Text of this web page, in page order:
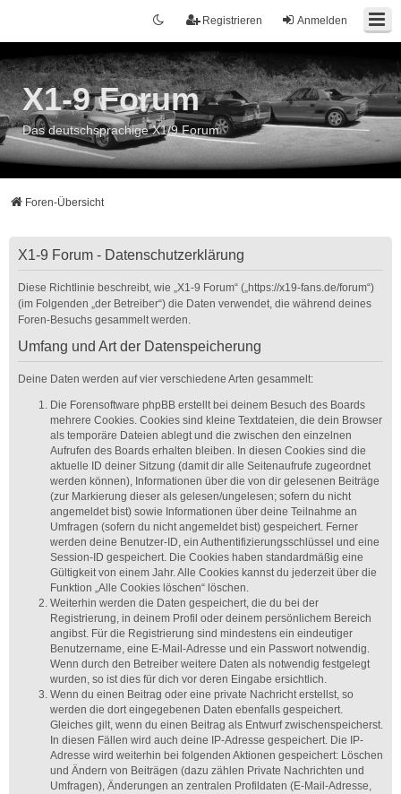
Anmelden
Registrieren
X1-9 Forum
Das deutschsprachige X1/9 Forum
Foren-Übersicht
X1-9 Forum - Datenschutzerklärung
Diese Richtlinie beschreibt, wie „X1-9 Forum“ („https://x19-fans.de/forum“)
(im Folgenden „der Betreiber“) die Daten verwendet, die während deines
Foren-Besuchs gesammelt werden.
Umfang und Art der Datenspeicherung
Deine Daten werden auf vier verschiedene Arten gesammelt:
Die Forensoftware phpBB erstellt bei deinem Besuch des Boards
mehrere Cookies. Cookies sind kleine Textdateien, die dein Browser
als temporäre Dateien ablegt und die zwischen den einzelnen
Aufrufen des Boards erhalten bleiben. In diesen Cookies sind die
aktuelle ID deiner Sitzung (damit dir alle Seitenaufrufe zugeordnet
werden können), Informationen über die von dir gelesenen Beiträge
(zur Markierung dieser als gelesen/ungelesen; sofern du nicht
angemeldet bist) sowie Informationen über deine Teilnahme an
Umfragen (sofern du nicht angemeldet bist) gespeichert. Ferner
werden deine Benutzer-ID, ein Authentifizierungsschlüssel und eine
Session-ID gespeichert. Die Cookies haben standardmäßig eine
Gültigkeit von einem Jahr. Alle Cookies kannst du jederzeit über die
Funktion „Alle Cookies löschen“ löschen.
Weiterhin werden die Daten gespeichert, die du bei der
Registrierung, in deinem Profil oder deinem persönlichem Bereich
angibst. Für die Registrierung sind mindestens ein eindeutiger
Benutzername, eine E-Mail-Adresse und ein Passwort notwendig.
Wenn durch den Betreiber weitere Daten als notwendig festgelegt
wurden, so ist dies für dich vor deren Eingabe ersichtlich.
Wenn du einen Beitrag oder eine private Nachricht erstellst, so
werden die dort eingegebenen Daten ebenfalls gespeichert.
Gleiches gilt, wenn du einen Beitrag als Entwurf zwischenspeicherst.
In diesen Fällen wird auch deine IP-Adresse gespeichert. Die IP-
Adresse wird weiterhin bei folgenden Aktionen gespeichert: Löschen
und Ändern von Beiträgen (dazu zählen Private Nachrichten und
Umfragen), Änderungen an zentralen Profildaten (E-Mail-Adresse,